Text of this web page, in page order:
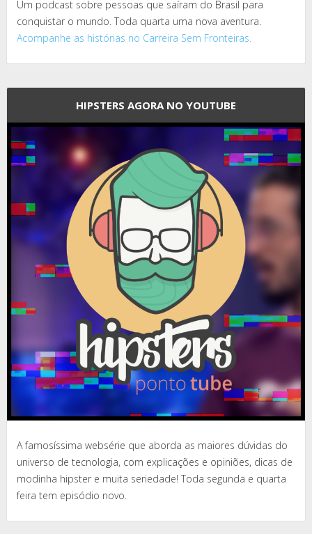
Um podcast sobre pessoas que saíram do Brasil para
conquistar o mundo. Toda quarta uma nova aventura.
Acompanhe as histórias no Carreira Sem Fronteiras.
HIPSTERS AGORA NO YOUTUBE
A famosíssima websérie que aborda as maiores dúvidas do
universo de tecnologia, com explicações e opiniões, dicas de
modinha hipster e muita seriedade! Toda segunda e quarta
feira tem episódio novo.